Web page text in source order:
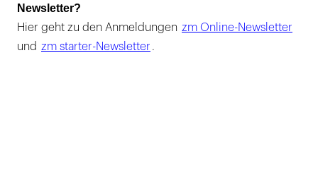
Newsletter?
Hier geht zu den Anmeldungen zm Online-Newsletter
und zm starter-Newsletter .